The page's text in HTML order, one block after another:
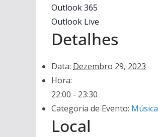
Outlook 365
Outlook Live
Detalhes
Data: Dezembro 29, 2023
Hora:
22:00 - 23:30
Categoria de Evento: Música
Local